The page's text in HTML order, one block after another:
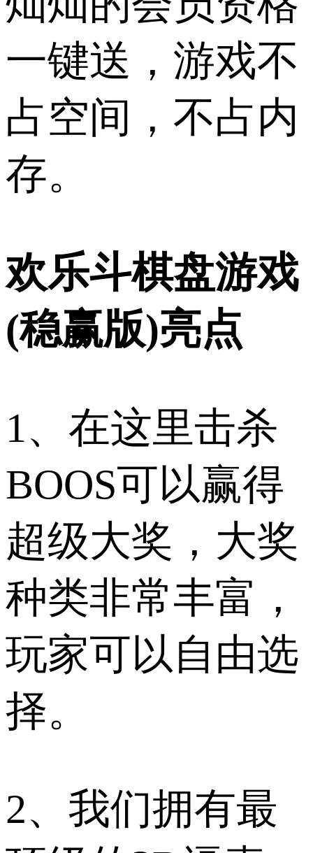
一键送，游戏不
占空间，不占内
存。
欢乐斗棋盘游戏
(稳赢版)亮点
1、在这里击杀
BOOS可以赢得
超级大奖，大奖
种类非常丰富，
玩家可以自由选
择。
2、我们拥有最